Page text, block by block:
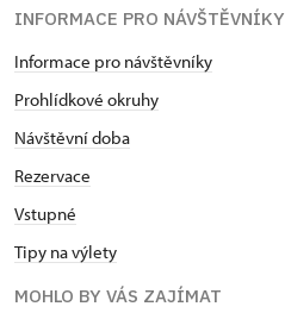
INFORMACE PRO NÁVŠTĚVNÍKY
Informace pro návštěvníky
Prohlídkové okruhy
Návštěvní doba
Rezervace
Vstupné
Tipy na výlety
MOHLO BY VÁS ZAJÍMAT